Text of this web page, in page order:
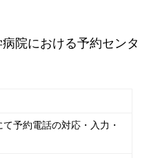
院における予約センタ
予約電話の対応・入力・